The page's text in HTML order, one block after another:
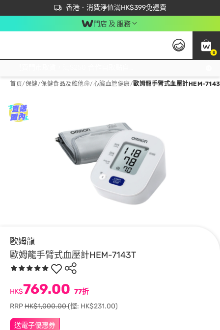
香港．消費淨值滿HK$399免運費
立即成為易賞錢會員盡享獨家優惠
首次APP下單買滿$450 輸入 NEWAPP 即減$50
門店 及 服務
0
首頁/保健/保健食品及維他命/心臟血管健康/歐姆龍手臂式血壓計HEM-
歐姆龍
歐姆龍手臂式血壓計HEM-7143T
送電子優惠券
HK$769.00 77折
RRPHK$1,000.00(慳: HK$231.00)